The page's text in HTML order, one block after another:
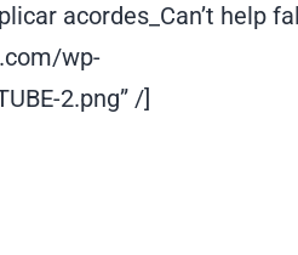
acordes_Can’t help
wp-
2.png” /]